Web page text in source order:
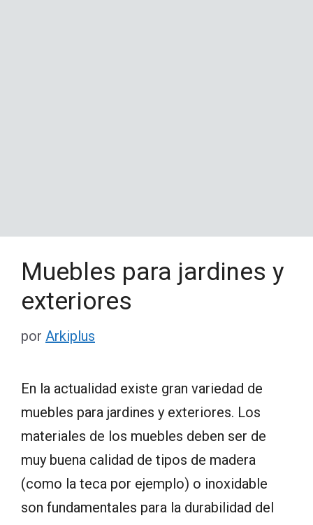
Muebles para jardines y
exteriores
por Arkiplus
En la actualidad existe gran variedad de
muebles para jardines y exteriores. Los
materiales de los muebles deben ser de
muy buena calidad de tipos de madera
(como la teca por ejemplo) o inoxidable
son fundamentales para la durabilidad del